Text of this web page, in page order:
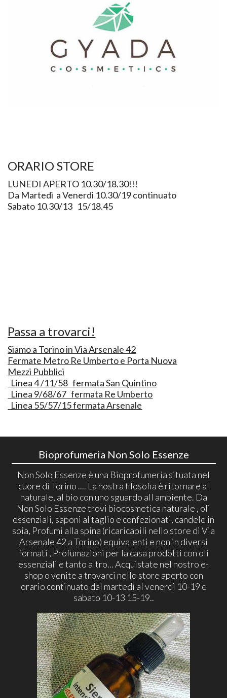
ORARIO STORE
LUNEDI APERTO 10.30/18.30!!!
Da Martedì a Venerdì 10.30/19 continuato
Sabato 10.30/13 15/18.45
Passa a trovarci!
Siamo a Torino in Via Arsenale 42
Fermate Metro Re Umberto e Porta Nuova
Mezzi Pubblici
Linea 4 /11/58 fermata San Quintino
Linea 9/68/67 fermata Re Umberto
Linea 55/57/15 fermata Arsenale
Bioprofumeria Non Solo Essenze
Non Solo Essenze è una Bioprofumeria situata nel
cuore di Torino .... La nostra filosofia è ritornare al
naturale, al bio con uno sguardo all ambiente. Da
Non Solo Essenze trovi biocosmetica naturale , oli
essenziali, saponi al taglio e confezionati, candele in
soia, Profumi alla spina (ricaricabili nello store di Via
Arsenale 42 a Torino) equivalenti e non in diversi
formati , Profumazioni per la casa prodotti con oli
essenziali e tanto altro... Acquistate nel nostro e-
shop o venite a trovarci nello store aperto con
orario continuato dal martedì al venerdì 10-19 e
sabato 10-13 15-19..